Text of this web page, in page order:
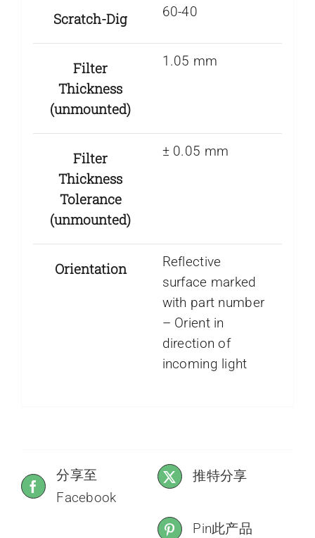
Scratch-Dig 60-40
Filter
Thickness
(unmounted)
1.05 mm
Filter
Thickness
Tolerance
(unmounted)
± 0.05 mm
Orientation
Reflective
surface marked
with part number
– Orient in
direction of
incoming light
分享至
Facebook
推特分享
Pin此产品